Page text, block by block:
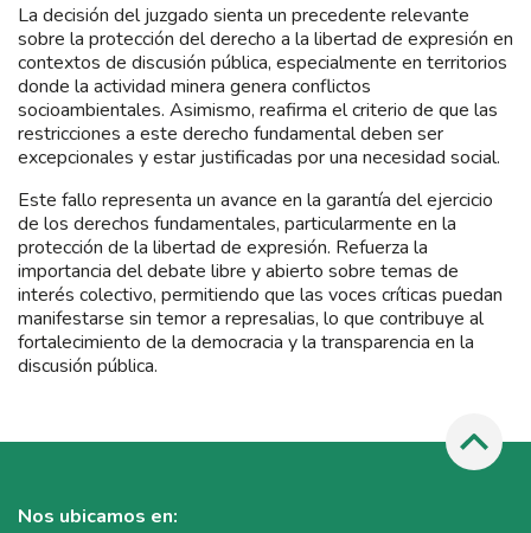
La decisión del juzgado sienta un precedente relevante
sobre la protección del derecho a la libertad de expresión en
contextos de discusión pública, especialmente en territorios
donde la actividad minera genera conflictos
socioambientales. Asimismo, reafirma el criterio de que las
restricciones a este derecho fundamental deben ser
excepcionales y estar justificadas por una necesidad social.
Este fallo representa un avance en la garantía del ejercicio
de los derechos fundamentales, particularmente en la
protección de la libertad de expresión. Refuerza la
importancia del debate libre y abierto sobre temas de
interés colectivo, permitiendo que las voces críticas puedan
manifestarse sin temor a represalias, lo que contribuye al
fortalecimiento de la democracia y la transparencia en la
discusión pública.
Nos ubicamos en: